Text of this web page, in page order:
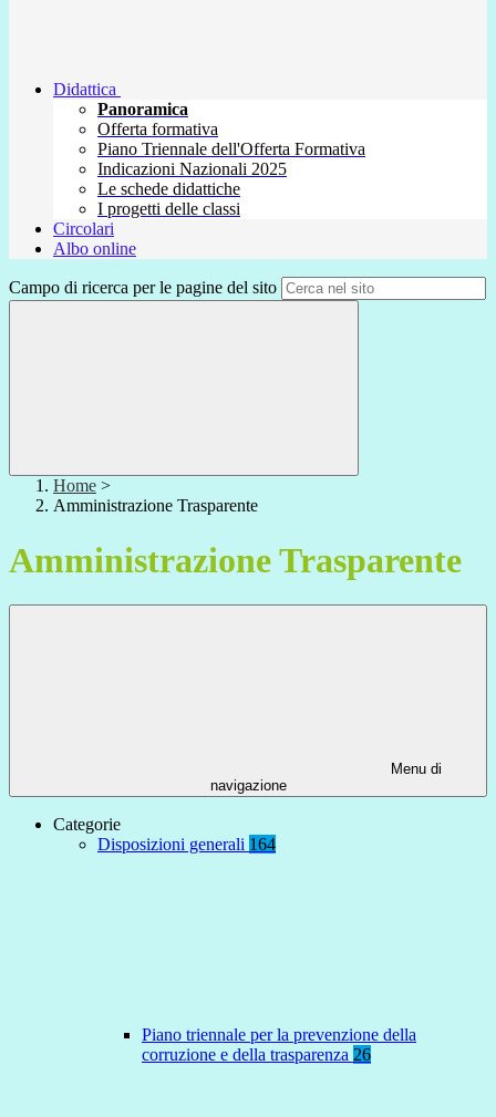
Didattica
Panoramica
Offerta formativa
Piano Triennale dell'Offerta Formativa
Indicazioni Nazionali 2025
Le schede didattiche
I progetti delle classi
Circolari
Albo online
Campo di ricerca per le pagine del sito
Home >
Amministrazione Trasparente
Amministrazione Trasparente
Menu di
navigazione
Categorie
Disposizioni generali 164
Piano triennale per la prevenzione della
corruzione e della trasparenza 26